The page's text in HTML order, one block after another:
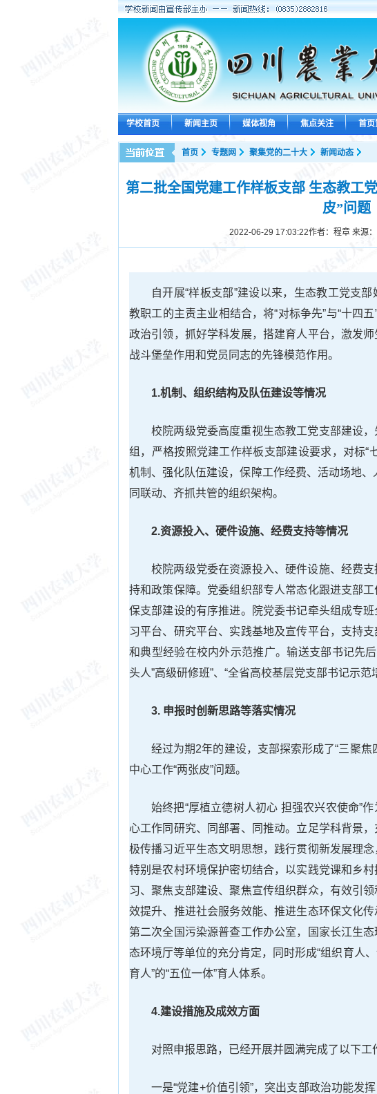
学校首页 新闻主页 媒体视角 焦点关注 首页
首页 专题网 聚集党的二十大 新闻动态
第二批全国党建工作样板支部 生态教工
皮”问题
2022-06-29 17:03:22作者：程章 来源
自开展“样板支部”建设以来，生态教工党支
教职工的主责主业相结合，将“对标争先”与“十四
政治引领，抓好学科发展，搭建育人平台，激发
战斗堡垒作用和党员同志的先锋模范作用。
1.机制、组织结构及队伍建设等情况
校院两级党委高度重视生态教工党支部建设
组，严格按照党建工作样板支部建设要求，对标“
机制、强化队伍建设，保障工作经费、活动场地、
同联动、齐抓共管的组织架构。
2.资源投入、硬件设施、经费支持等情况
校院两级党委在资源投入、硬件设施、经费
持和政策保障。党委组织部专人常态化跟进支部
保支部建设的有序推进。院党委书记牵头组成专
习平台、研究平台、实践基地及宣传平台，支持
和典型经验在校内外示范推广。输送支部书记先
头人”高级研修班”、“全省高校基层党支部书记示范
3. 申报时创新思路等落实情况
经过为期2年的建设，支部探索形成了“三聚
中心工作“两张皮”问题。
始终把“厚植立德树人初心 担强农兴农使命”
心工作同研究、同部署、同推动。立足学科背景
极传播习近平生态文明思想，践行贯彻新发展理
特别是农村环境保护密切结合，以实践党课和乡
习、聚焦支部建设、聚焦宣传组织群众，有效引
效提升、推进社会服务效能、推进生态环保文化
第二次全国污染源普查工作办公室，国家长江生
态环境厅等单位的充分肯定，同时形成“组织育人
育人”的“五位一体”育人体系。
4.建设措施及成效方面
对照申报思路，已经开展并圆满完成了以下工
一是“党建+价值引领”，突出支部政治功能发